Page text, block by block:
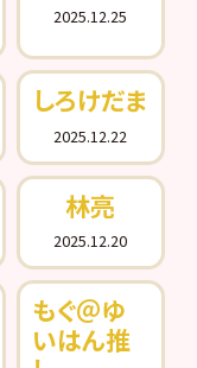
2025.12.25
しろけだま
2025.12.22
林亮
2025.12.20
もぐ＠ゆ
いはん推